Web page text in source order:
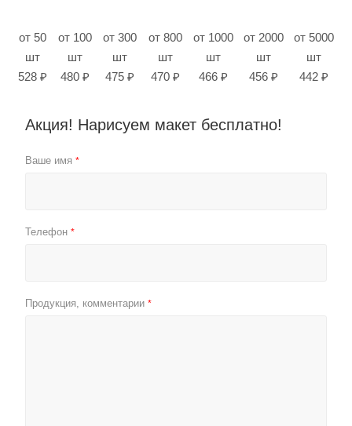
от 50
шт
528 ₽
от 100
шт
480 ₽
от 300
шт
475 ₽
от 800
шт
470 ₽
от 1000
шт
466 ₽
от 2000
шт
456 ₽
от 5000
шт
442 ₽
Акция! Нарисуем макет бесплатно!
Ваше имя *
Телефон *
Продукция, комментарии *